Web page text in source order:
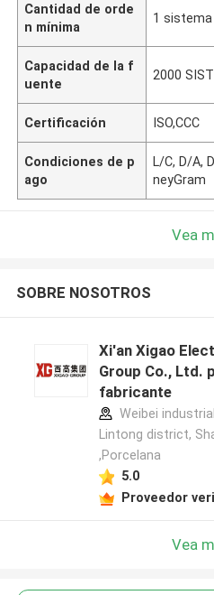
Cantidad de orde
n mínima
1 sistema
Capacidad de la f
uente
2000
Certificación ISO,CCC
Condiciones de p
ago
L/C, D/A,
neyGram
Vea
SOBRE NOSOTROS
Xi'an Xigao
Group Co., Ltd.
fabricante
Weibei
Lintong district,
,Porcelana
5.0
Proveedor
Vea